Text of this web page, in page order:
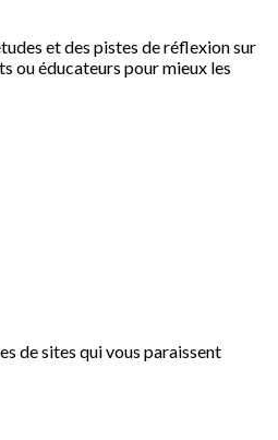
et des pistes de réflexion sur
ou éducateurs pour mieux les
de sites qui vous paraissent